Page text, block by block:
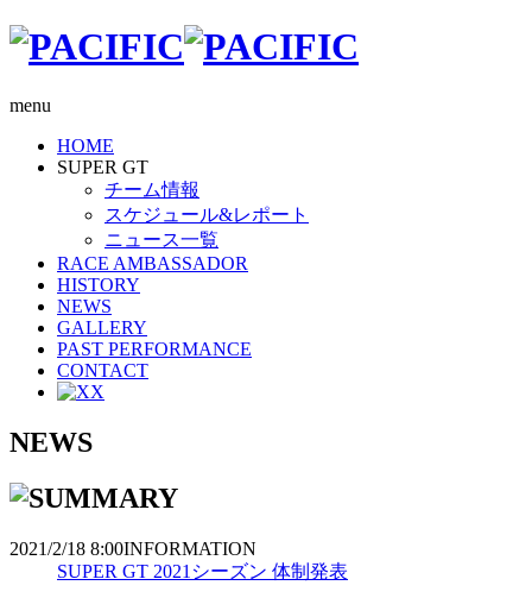
menu
HOME
SUPER GT
チーム情報
スケジュール&レポート
ニュース一覧
RACE AMBASSADOR
HISTORY
NEWS
GALLERY
PAST PERFORMANCE
CONTACT
X
NEWS
2021/2/18 8:00INFORMATION
SUPER GT 2021シーズン 体制発表